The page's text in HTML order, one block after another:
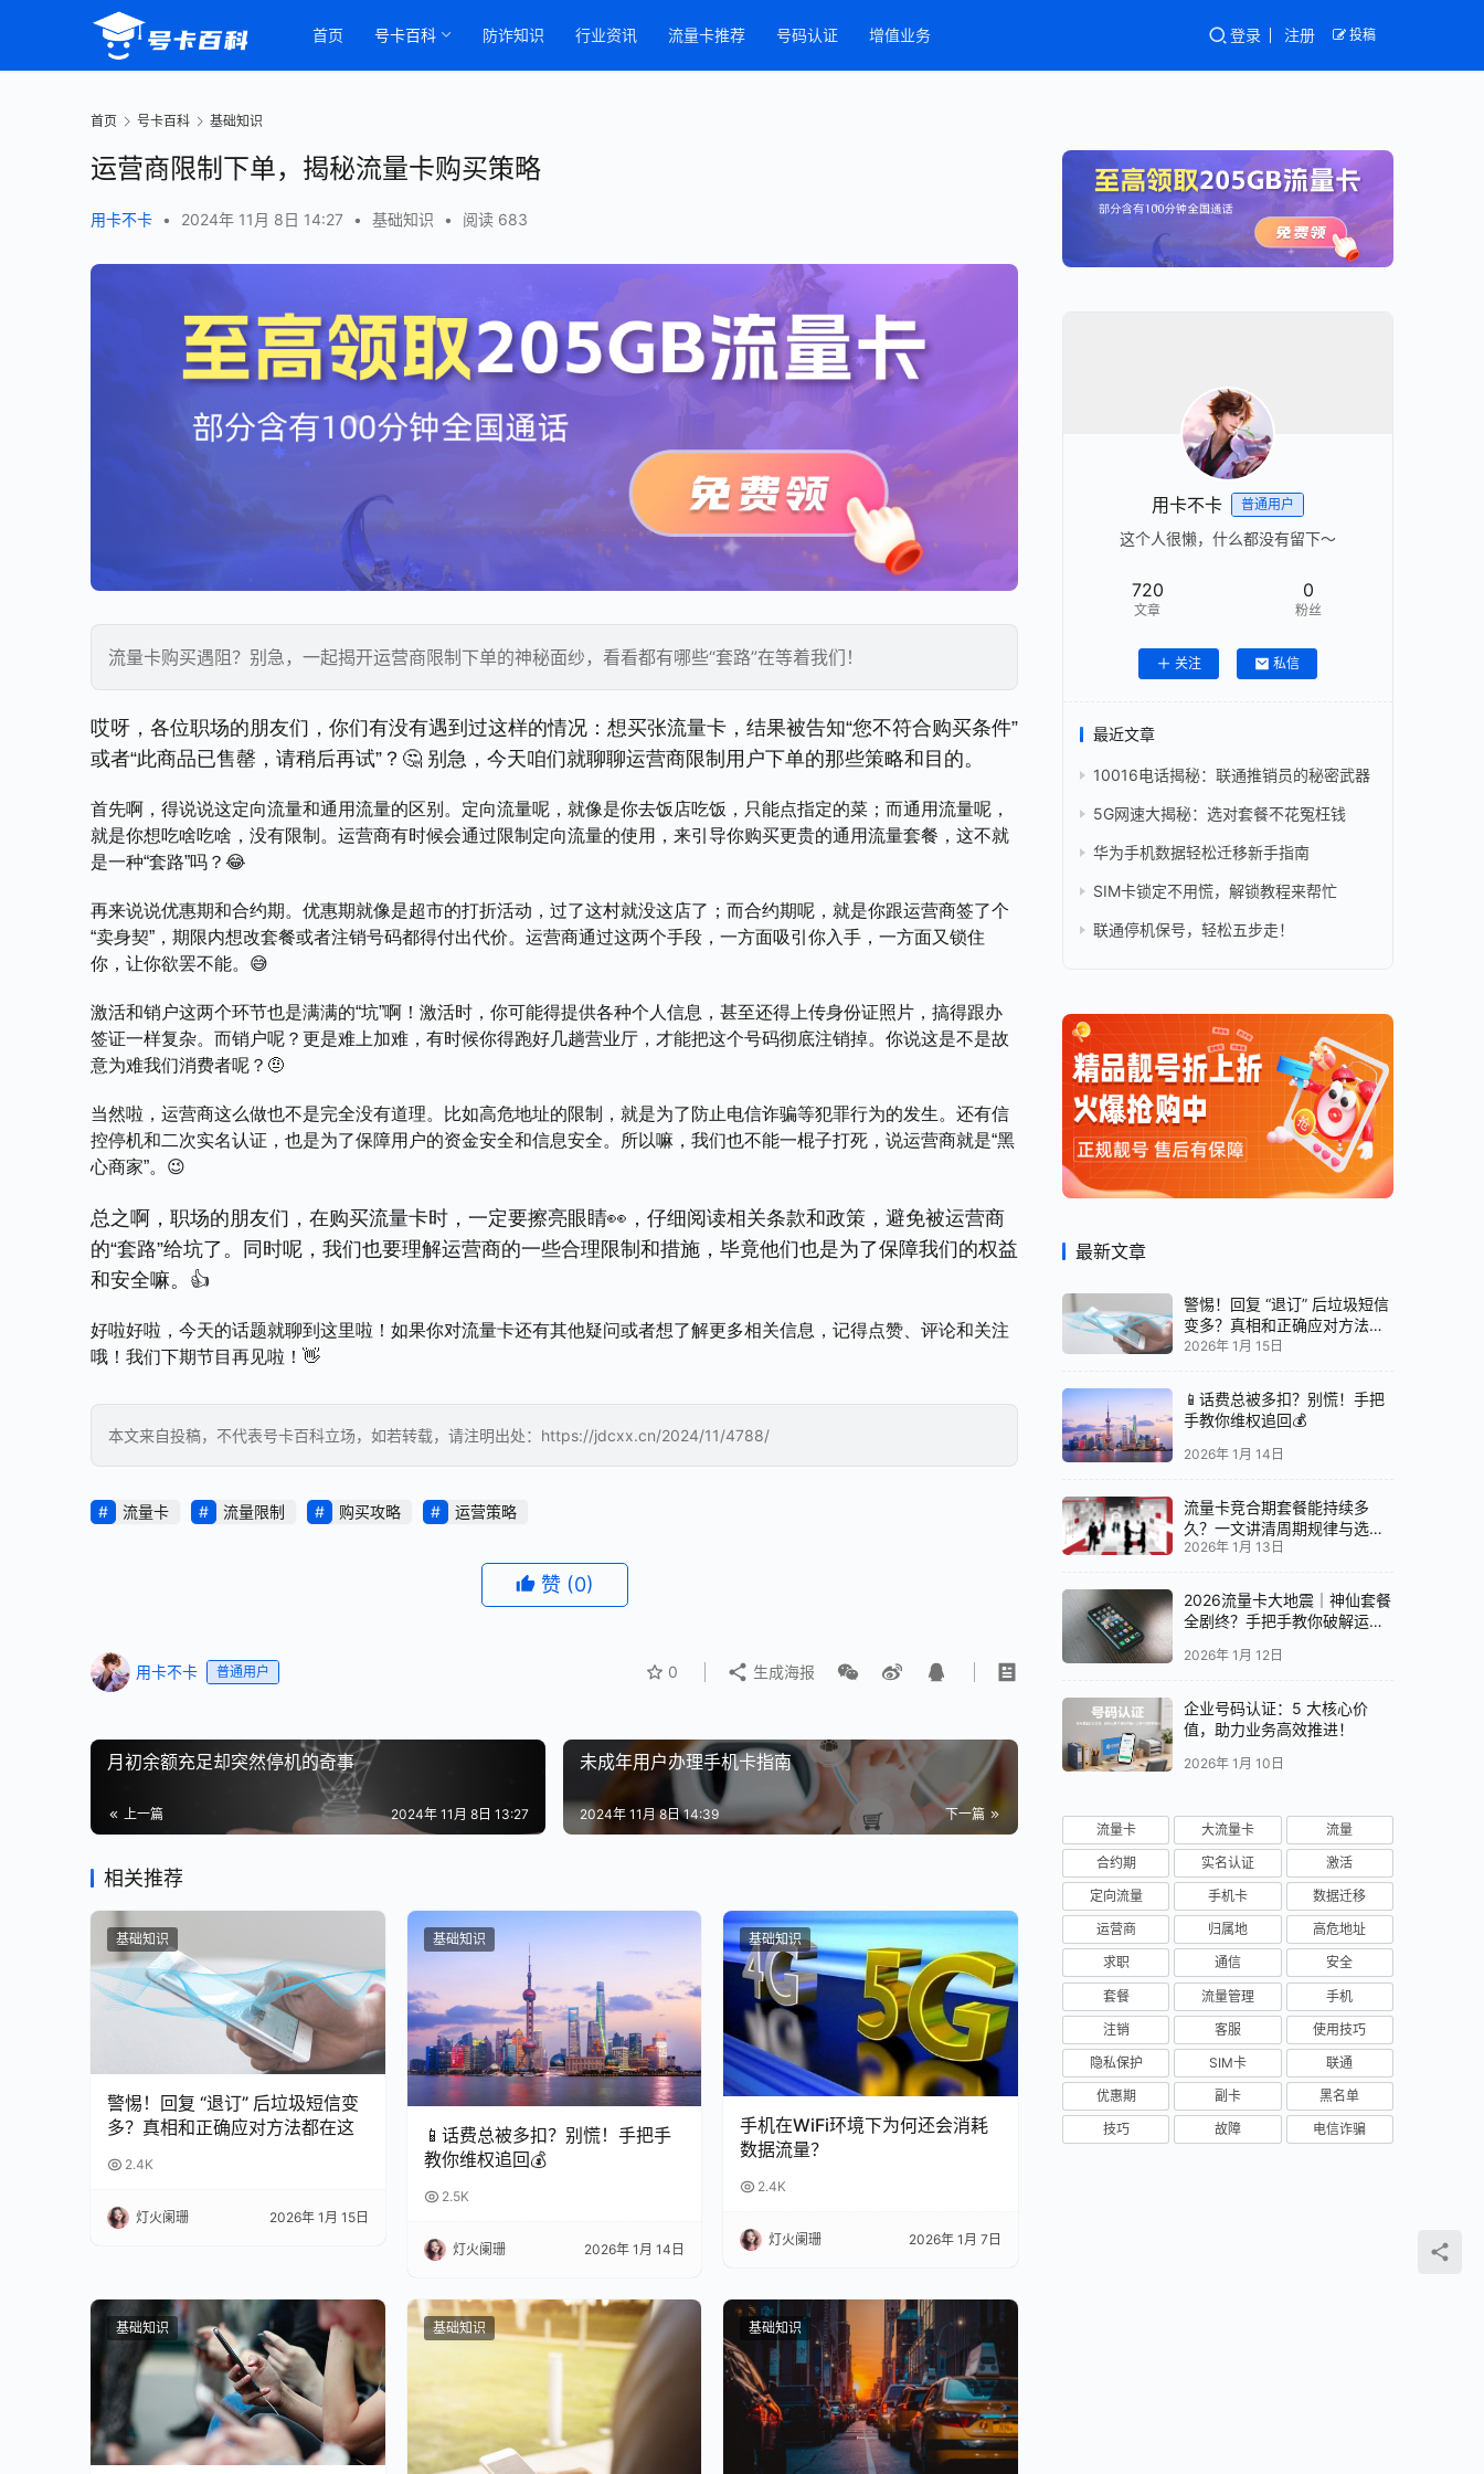
首页 号卡百科 防诈知识 行业资讯 流量卡推荐 号码认证 增值业务 登录 注册 投稿
首页 号卡百科 基础知识
运营商限制下单，揭秘流量卡购买策略
用卡不卡 • 2024年 11月 8日 14:27 • 基础知识 • 阅读 683
流量卡购买遇阻？别急，一起揭开运营商限制下单的神秘面纱，看看都有哪些“套路”在等着我们！
哎呀，各位职场的朋友们，你们有没有遇到过这样的情况：想买张流量卡，结果被告知“您不符合购买条件”
或者“此商品已售罄，请稍后再试”？🤔 别急，今天咱们就聊聊运营商限制用户下单的那些策略和目的。
首先啊，得说说这定向流量和通用流量的区别。定向流量呢，就像是你去饭店吃饭，只能点指定的菜；而通用流量呢，
就是你想吃啥吃啥，没有限制。运营商有时候会通过限制定向流量的使用，来引导你购买更贵的通用流量套餐，这不就
是一种“套路”吗？😂
再来说说优惠期和合约期。优惠期就像是超市的打折活动，过了这村就没这店了；而合约期呢，就是你跟运营商签了个
“卖身契”，期限内想改套餐或者注销号码都得付出代价。运营商通过这两个手段，一方面吸引你入手，一方面又锁住
你，让你欲罢不能。😅
激活和销户这两个环节也是满满的“坑”啊！激活时，你可能得提供各种个人信息，甚至还得上传身份证照片，搞得跟办
签证一样复杂。而销户呢？更是难上加难，有时候你得跑好几趟营业厅，才能把这个号码彻底注销掉。你说这是不是故
意为难我们消费者呢？🤨
当然啦，运营商这么做也不是完全没有道理。比如高危地址的限制，就是为了防止电信诈骗等犯罪行为的发生。还有信
控停机和二次实名认证，也是为了保障用户的资金安全和信息安全。所以嘛，我们也不能一棍子打死，说运营商就是“黑
心商家”。😉
总之啊，职场的朋友们，在购买流量卡时，一定要擦亮眼睛👀，仔细阅读相关条款和政策，避免被运营商
的“套路”给坑了。同时呢，我们也要理解运营商的一些合理限制和措施，毕竟他们也是为了保障我们的权益
和安全嘛。👍
好啦好啦，今天的话题就聊到这里啦！如果你对流量卡还有其他疑问或者想了解更多相关信息，记得点赞、评论和关注
哦！我们下期节目再见啦！👋
本文来自投稿，不代表号卡百科立场，如若转载，请注明出处：https://jdcxx.cn/2024/11/4788/
流量卡 流量限制 购买攻略 运营策略
赞 (0)
用卡不卡 普通用户 0 生成海报
月初余额充足却突然停机的奇事
上一篇 2024年 11月 8日 13:27
未成年用户办理手机卡指南
下一篇
2024年 11月 8日 14:39
相关推荐
基础知识
警惕！回复 “退订” 后垃圾短信变
多？真相和正确应对方法都在这
2.4K
灯火阑珊 2026年 1月 15日
基础知识
📱话费总被多扣？别慌！手把手
教你维权追回💰
2.5K
灯火阑珊 2026年 1月 14日
基础知识
手机在WiFi环境下为何还会消耗
数据流量？
2.4K
灯火阑珊 2026年 1月 7日
基础知识 基础知识 基础知识
用卡不卡 普通用户
这个人很懒，什么都没有留下～
720
文章
0
粉丝
关注 私信
最近文章
10016电话揭秘：联通推销员的秘密武器
5G网速大揭秘：选对套餐不花冤枉钱
华为手机数据轻松迁移新手指南
SIM卡锁定不用慌，解锁教程来帮忙
联通停机保号，轻松五步走！
最新文章
警惕！回复 “退订” 后垃圾短信
变多？真相和正确应对方法都
在这
2026年 1月 15日
📱话费总被多扣？别慌！手把
手教你维权追回💰
2026年 1月 14日
流量卡竞合期套餐能持续多
久？一文讲清周期规律与选卡
时机
2026年 1月 13日
2026流量卡大地震｜神仙套餐
全剧终？手把手教你破解运营
2026年 1月 12日
企业号码认证：5 大核心价
值，助力业务高效推进！
2026年 1月 10日
流量卡 大流量卡 流量
合约期 实名认证 激活
定向流量 手机卡 数据迁移
运营商 归属地 高危地址
求职 通信 安全
套餐 流量管理 手机
注销 客服 使用技巧
隐私保护 SIM卡 联通
优惠期 副卡 黑名单
技巧 故障 电信诈骗